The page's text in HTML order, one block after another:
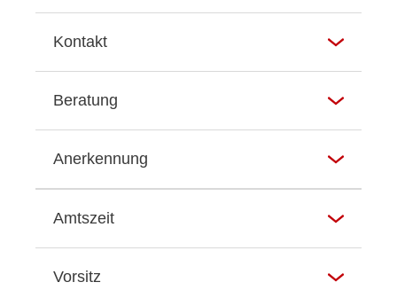
Kontakt
Beratung
Anerkennung
Amtszeit
Vorsitz